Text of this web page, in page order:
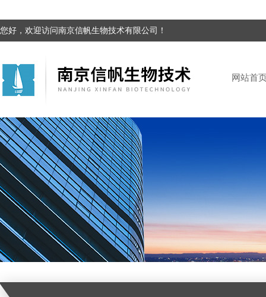
您好，欢迎访问南京信帆生物技术有限公司！
网站首